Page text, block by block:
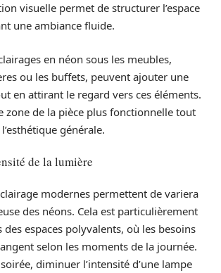
visuelle permet de structurer l’espace
une ambiance fluide.
en néon sous les meubles,
ou les buffets, peuvent ajouter une
en attirant le regard vers ces éléments.
zone de la pièce plus fonctionnelle tout
générale.
de la lumière
modernes permettent de variera
des néons. Cela est particulièrement
des espaces polyvalents, où les besoins
selon les moments de la journée.
diminuer l’intensité d’une lampe